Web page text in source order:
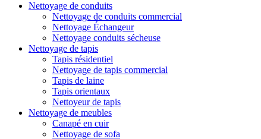
Nettoyage de conduits
Nettoyage de conduits commercial
Nettoyage Échangeur
Nettoyage conduits sécheuse
Nettoyage de tapis
Tapis résidentiel
Nettoyage de tapis commercial
Tapis de laine
Tapis orientaux
Nettoyeur de tapis
Nettoyage de meubles
Canapé en cuir
Nettoyage de sofa